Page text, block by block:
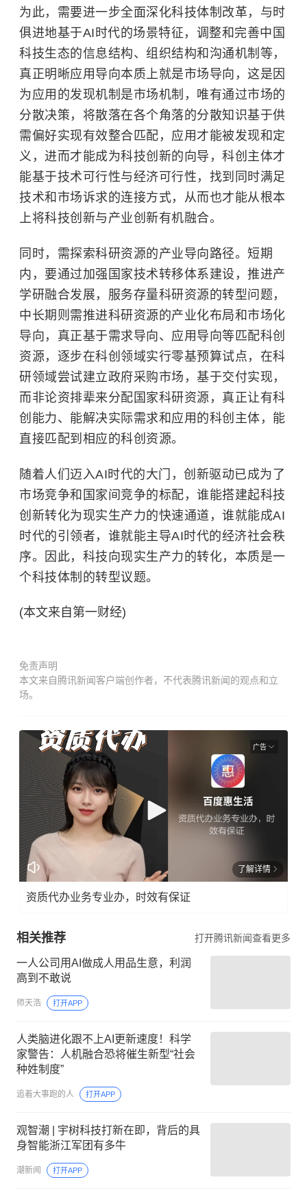
为此，需要进一步全面深化科技体制改革，与时
俱进地基于AI时代的场景特征，调整和完善中国
科技生态的信息结构、组织结构和沟通机制等，
真正明晰应用导向本质上就是市场导向，这是因
为应用的发现机制是市场机制，唯有通过市场的
分散决策，将散落在各个角落的分散知识基于供
需偏好实现有效整合匹配，应用才能被发现和定
义，进而才能成为科技创新的向导，科创主体才
能基于技术可行性与经济可行性，找到同时满足
技术和市场诉求的连接方式，从而也才能从根本
上将科技创新与产业创新有机融合。
同时，需探索科研资源的产业导向路径。短期
内，要通过加强国家技术转移体系建设，推进产
学研融合发展，服务存量科研资源的转型问题，
中长期则需推进科研资源的产业化布局和市场化
导向，真正基于需求导向、应用导向等匹配科创
资源，逐步在科创领域实行零基预算试点，在科
研领域尝试建立政府采购市场，基于交付实现，
而非论资排辈来分配国家科研资源，真正让有科
创能力、能解决实际需求和应用的科创主体，能
直接匹配到相应的科创资源。
随着人们迈入AI时代的大门，创新驱动已成为了
市场竞争和国家间竞争的标配，谁能搭建起科技
创新转化为现实生产力的快速通道，谁就能成AI
时代的引领者，谁就能主导AI时代的经济社会秩
序。因此，科技向现实生产力的转化，本质是一
个科技体制的转型议题。
(本文来自第一财经)
免责声明
本文来自腾讯新闻客户端创作者，不代表腾讯新闻的观点和立
场。
广告
了解详情
资质代办业务专业办，时效有保证
相关推荐 打开腾讯新闻查看更多
一人公司用AI做成人用品生意，利润
高到不敢说
师天浩 打开APP
人类脑进化跟不上AI更新速度！科学
家警告：人机融合恐将催生新型“社会
种姓制度”
追着大事跑的人 打开APP
观智潮 | 宇树科技打新在即，背后的具
身智能浙江军团有多牛
潮新闻 打开APP